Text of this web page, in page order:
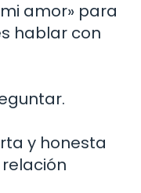
amor» para
hablar con
y honesta